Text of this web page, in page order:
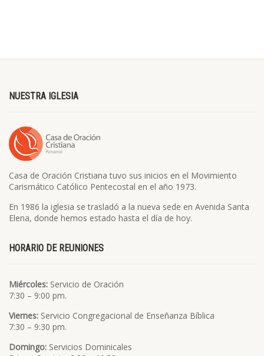
NUESTRA IGLESIA
Casa de Oración Cristiana tuvo sus inicios en el Movimiento
Carismático Católico Pentecostal en el año 1973.
En 1986 la iglesia se trasladó a la nueva sede en Avenida Santa
Elena, donde hemos estado hasta el día de hoy.
HORARIO DE REUNIONES
Miércoles: Servicio de Oración
7:30 – 9:00 pm.
Viernes: Servicio Congregacional de Enseñanza Bíblica
7:30 – 9:30 pm.
Domingo: Servicios Dominicales